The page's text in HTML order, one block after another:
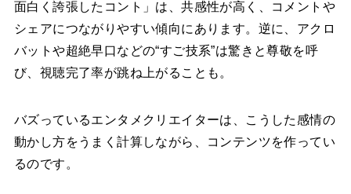
面白く誇張したコント」は、共感性が高く、コメントや
シェアにつながりやすい傾向にあります。逆に、アクロ
バットや超絶早口などの“すご技系”は驚きと尊敬を呼
び、視聴完了率が跳ね上がることも。
バズっているエンタメクリエイターは、こうした感情の
動かし方をうまく計算しながら、コンテンツを作ってい
るのです。